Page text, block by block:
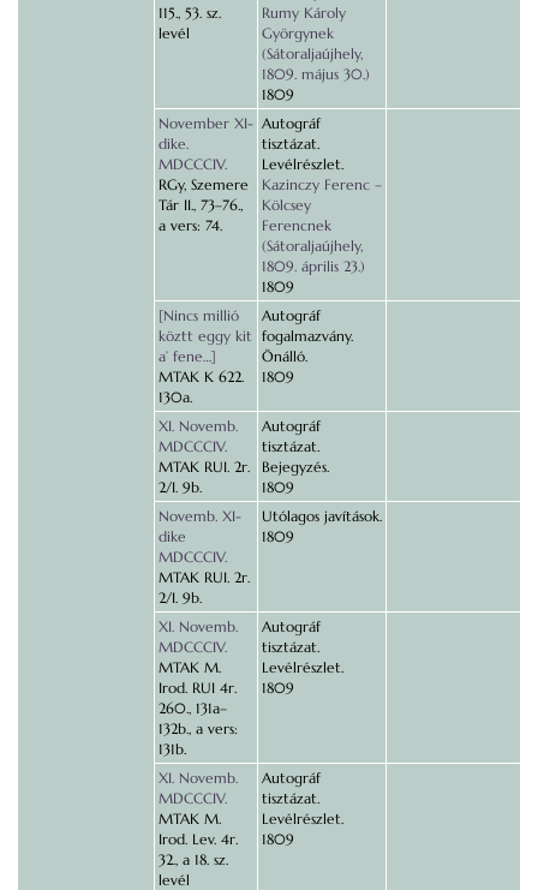
115., 53. sz.
levél
Rumy Károly
Györgynek
(Sátoraljaújhely,
1809. május 30.)
1809
November XI-
dike.
MDCCCIV.
RGy, Szemere
Tár II., 73–76.,
a vers: 74.
Autográf
tisztázat.
Levélrészlet.
Kazinczy Ferenc –
Kölcsey
Ferencnek
(Sátoraljaújhely,
1809. április 23.)
1809
[Nincs millió
köztt eggy kit
a’ fene…]
MTAK K 622.
130a.
Autográf
fogalmazvány.
Önálló.
1809
XI. Novemb.
MDCCCIV.
MTAK RUI. 2r.
2/I. 9b.
Autográf
tisztázat.
Bejegyzés.
1809
Novemb. XI-
dike
MDCCCIV.
MTAK RUI. 2r.
2/I. 9b.
Utólagos javítások.
1809
XI. Novemb.
MDCCCIV.
MTAK M.
Irod. RUI 4r.
260., 131a–
132b., a vers:
131b.
Autográf
tisztázat.
Levélrészlet.
1809
XI. Novemb.
MDCCCIV.
MTAK M.
Irod. Lev. 4r.
32., a 18. sz.
levél
Autográf
tisztázat.
Levélrészlet.
1809